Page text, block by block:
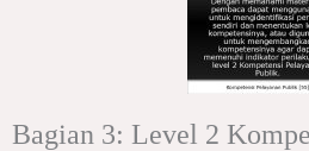
Bagian 3: Level 2